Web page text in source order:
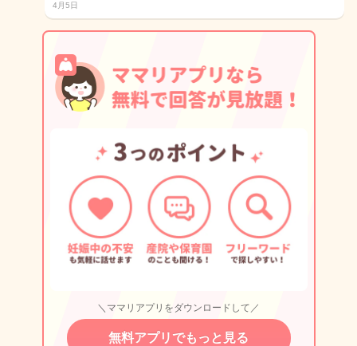
4月5日
＼ママリアプリをダウンロードして／
無料アプリでもっと見る